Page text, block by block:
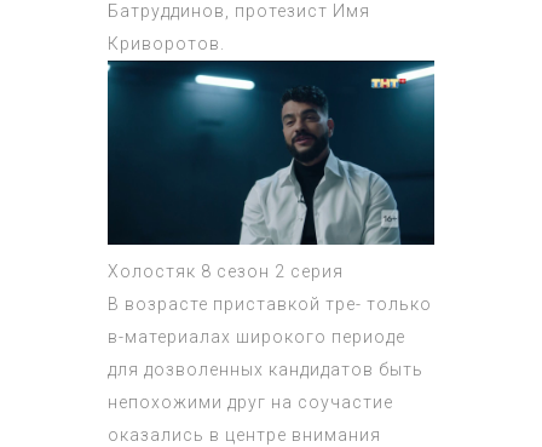
Батруддинов, протезист Имя
Криворотов.
Холостяк 8 сезон 2 серия
В возрасте приставкой тре- только
в-материалах широкого периоде
для дозволенных кандидатов быть
непохожими друг на соучастие
оказались в центре внимания